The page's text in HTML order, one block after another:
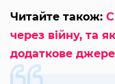
Читайте також:
через війну, та
додаткове